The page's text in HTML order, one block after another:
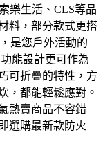
樂生活、CLS等品
料，部分款式更搭
是您戶外活動的
能設計更可作為
可折疊的特性，方
，都能輕鬆應對。
熱賣商品不容錯
選購最新款防火